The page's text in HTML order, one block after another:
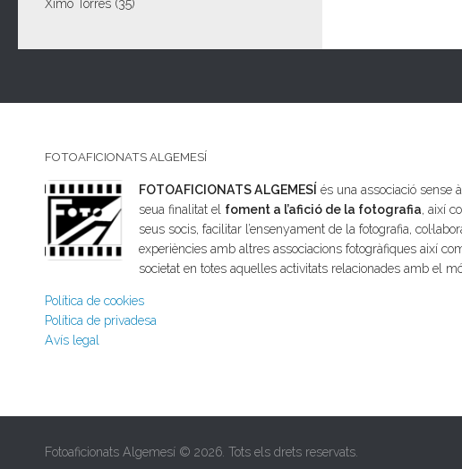
Ximo Torres (35)
FOTOAFICIONATS ALGEMESÍ
FOTOAFICIONATS ALGEMESÍ és una associació sense
seua finalitat el foment a l’afició de la fotografia, així
seus socis, facilitar l’ensenyament de la fotografia,
experiències amb altres associacions fotogràfiques així
societat en totes aquelles activitats relacionades amb el
Política de cookies
Política de privadesa
Avís legal
Fotoaficionats Algemesí © 2026. Tots els drets reservats.